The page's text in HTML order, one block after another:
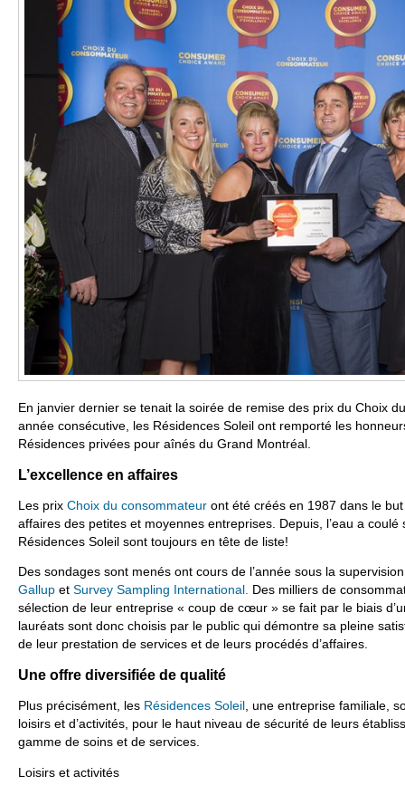
En janvier dernier se tenait la soirée de remise des prix du Choix
année consécutive, les Résidences Soleil ont remporté les
Résidences privées pour aînés du Grand Montréal.
L’excellence en affaires
Les prix Choix du consommateur ont été créés en 1987 dans le
affaires des petites et moyennes entreprises. Depuis, l’eau a coulé
Résidences Soleil sont toujours en tête de liste!
Des sondages sont menés ont cours de l’année sous la
Gallup et Survey Sampling International. Des milliers de
sélection de leur entreprise « coup de cœur » se fait par le biais
lauréats sont donc choisis par le public qui démontre sa pleine
de leur prestation de services et de leurs procédés d’affaires.
Une offre diversifiée de qualité
Plus précisément, les Résidences Soleil, une entreprise familiale,
loisirs et d’activités, pour le haut niveau de sécurité de leurs
gamme de soins et de services.
Loisirs et activités